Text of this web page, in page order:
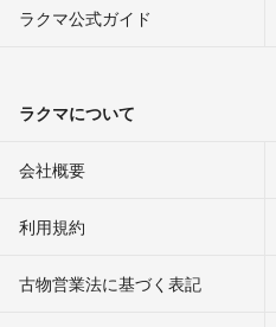
ジャンクに該当する問題はありませ
問題が発生してもパソコン本体にて
コメント失礼いたします。
起動が遅い以外で、ジャンクに該
ラクマ公式ガイド
ラクマについて
会社概要
利用規約
古物営業法に基づく表記